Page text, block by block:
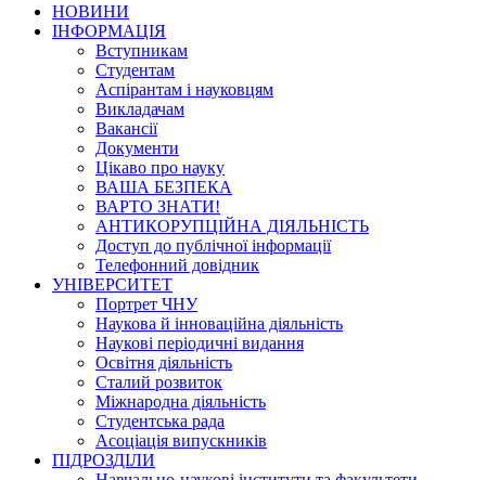
НОВИНИ
ІНФОРМАЦІЯ
Вступникам
Студентам
Аспірантам і науковцям
Викладачам
Вакансії
Документи
Цікаво про науку
ВАША БЕЗПЕКА
ВАРТО ЗНАТИ!
АНТИКОРУПЦІЙНА ДІЯЛЬНІСТЬ
Доступ до публічної інформації
Телефонний довідник
УНІВЕРСИТЕТ
Портрет ЧНУ
Наукова й інноваційна діяльність
Наукові періодичні видання
Освітня діяльність
Сталий розвиток
Міжнародна діяльність
Студентська рада
Асоціація випускників
ПІДРОЗДІЛИ